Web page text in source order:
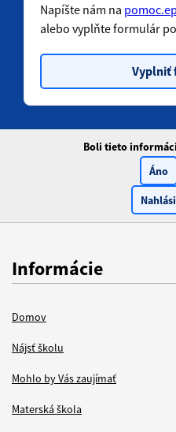
Napíšte nám na
alebo vyplňte formulár
Vyplniť
Boli tieto
Áno
Informácie
Domov
Nájsť školu
Mohlo by Vás zaujímať
Materská škola